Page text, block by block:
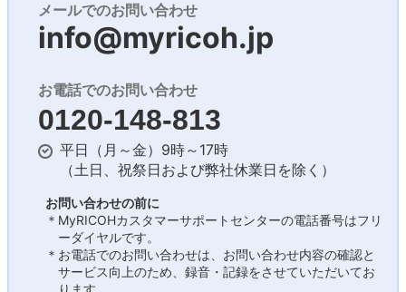
メールでのお問い合わせ
info@myricoh.jp
お電話でのお問い合わせ
0120-148-813
平日（月～金）9時～17時
（土日、祝祭日および弊社休業日を除く）
お問い合わせの前に
＊MyRICOHカスタマーサポートセンターの電話番号はフリ
ーダイヤルです。
＊お電話でのお問い合わせは、お問い合わせ内容の確認と
サービス向上のため、録音・記録をさせていただいてお
ります。